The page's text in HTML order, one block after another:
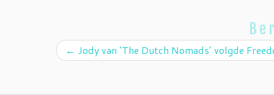
← Jody van ‘The Dutch Nomads’ volgde